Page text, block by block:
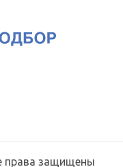
права защищены